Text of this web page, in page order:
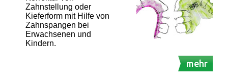
Zahnstellung oder
Kieferform mit Hilfe von
Zahnspangen bei
Erwachsenen und
Kindern.
mehr